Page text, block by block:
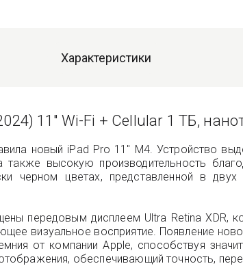
Характеристики
11" Wi-Fi + Cellular 1 ТБ,
новый iPad Pro 11" M4. Устройство
также высокую производительность
черном цветах, представленной в
передовым дисплеем Ultra Retina XDR,
визуальное восприятие. Появление
от компании Apple, способствуя
обеспечивающий точность,